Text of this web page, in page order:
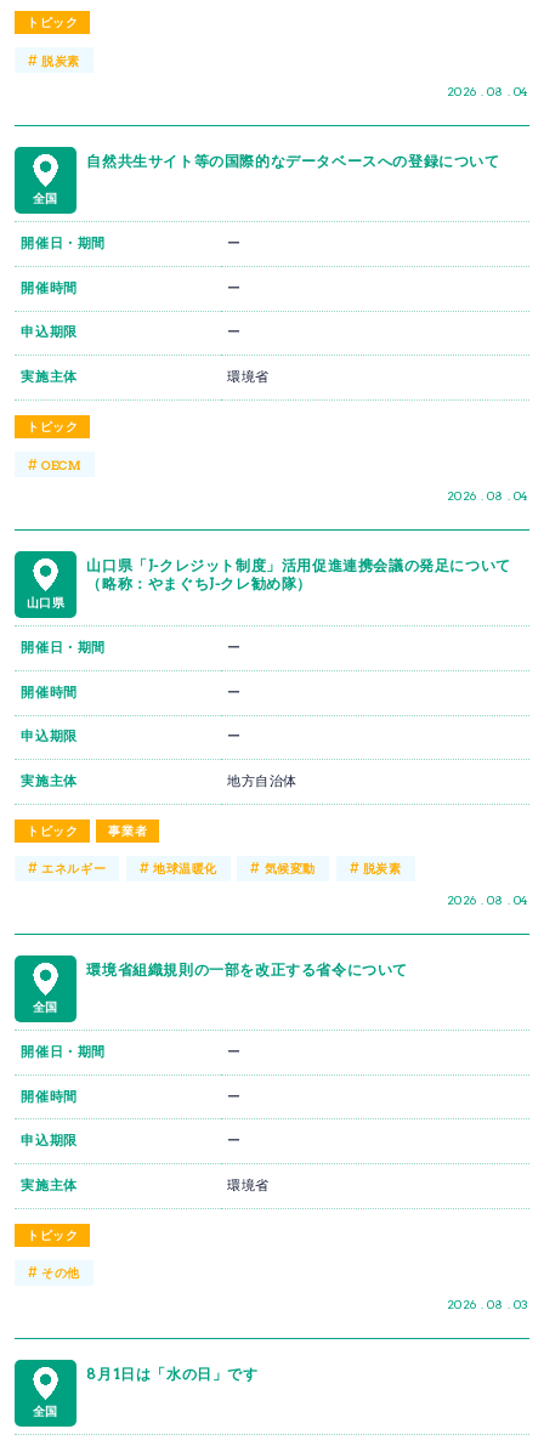
トピック
2026 . 08 . 04
# 脱炭素
全国
自然共生サイト等の国際的なデータベースへの登録について
トピック
2026 . 08 . 04
開催日・期間 ー
開催時間 ー
申込期限 ー
実施主体 環境省
#OECM
山口県
山口県「J-クレジット制度」活用促進連携会議の発足について
（略称：やまぐちJ-クレ勧め隊）
トピック 事業者
2026 . 08 . 04
開催日・期間 ー
開催時間 ー
申込期限 ー
実施主体 地方自治体
#エネルギー # 地球温暖化 # 気候変動 # 脱炭素
全国
環境省組織規則の一部を改正する省令について
トピック
2026 . 08 . 03
開催日・期間 ー
開催時間 ー
申込期限 ー
実施主体 環境省
#その他
全国
8月1日は「水の日」です